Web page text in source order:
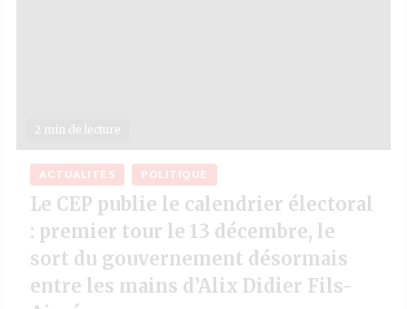
2 min de lecture
ACTUALITÉS POLITIQUE
Le CEP publie le calendrier électoral
: premier tour le 13 décembre, le
sort du gouvernement désormais
entre les mains d’Alix Didier Fils-